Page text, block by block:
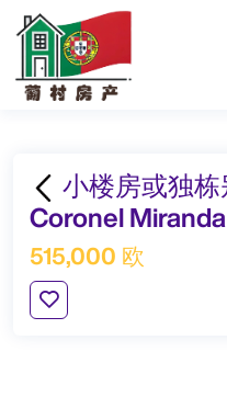
小楼房或独
Coronel Miranda
515,000 欧